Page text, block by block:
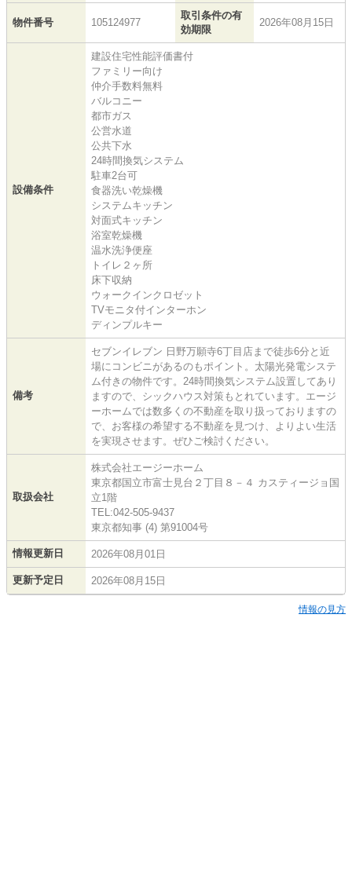
物件番号 105124977
取引条件の有
効期限
2026年08月15日
設備条件
建設住宅性能評価書付
ファミリー向け
仲介手数料無料
バルコニー
都市ガス
公営水道
公共下水
24時間換気システム
駐車2台可
食器洗い乾燥機
システムキッチン
対面式キッチン
浴室乾燥機
温水洗浄便座
トイレ２ヶ所
床下収納
ウォークインクロゼット
TVモニタ付インターホン
ディンプルキー
備考
セブンイレブン 日野万願寺6丁目店まで徒歩6分と近
場にコンビニがあるのもポイント。太陽光発電システ
ム付きの物件です。24時間換気システム設置してあり
ますので、シックハウス対策もとれています。エージ
ーホームでは数多くの不動産を取り扱っておりますの
で、お客様の希望する不動産を見つけ、よりよい生活
を実現させます。ぜひご検討ください。
取扱会社
株式会社エージーホーム
東京都国立市富士見台２丁目８－４ カスティージョ国
立1階
TEL:042-505-9437
東京都知事 (4) 第91004号
情報更新日 2026年08月01日
更新予定日 2026年08月15日
情報の見方